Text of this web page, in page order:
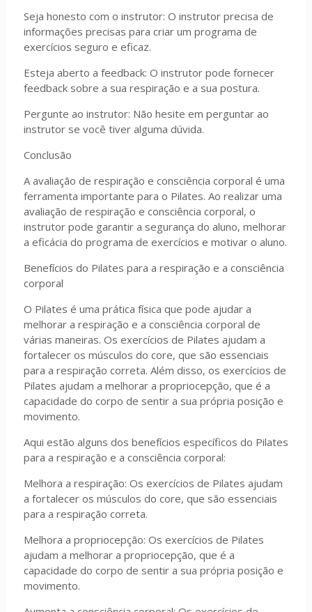
Seja honesto com o instrutor: O instrutor precisa de
informações precisas para criar um programa de
exercícios seguro e eficaz.
Esteja aberto a feedback: O instrutor pode fornecer
feedback sobre a sua respiração e a sua postura.
Pergunte ao instrutor: Não hesite em perguntar ao
instrutor se você tiver alguma dúvida.
Conclusão
A avaliação de respiração e consciência corporal é uma
ferramenta importante para o Pilates. Ao realizar uma
avaliação de respiração e consciência corporal, o
instrutor pode garantir a segurança do aluno, melhorar
a eficácia do programa de exercícios e motivar o aluno.
Benefícios do Pilates para a respiração e a consciência
corporal
O Pilates é uma prática física que pode ajudar a
melhorar a respiração e a consciência corporal de
várias maneiras. Os exercícios de Pilates ajudam a
fortalecer os músculos do core, que são essenciais
para a respiração correta. Além disso, os exercícios de
Pilates ajudam a melhorar a propriocepção, que é a
capacidade do corpo de sentir a sua própria posição e
movimento.
Aqui estão alguns dos benefícios específicos do Pilates
para a respiração e a consciência corporal:
Melhora a respiração: Os exercícios de Pilates ajudam
a fortalecer os músculos do core, que são essenciais
para a respiração correta.
Melhora a propriocepção: Os exercícios de Pilates
ajudam a melhorar a propriocepção, que é a
capacidade do corpo de sentir a sua própria posição e
movimento.